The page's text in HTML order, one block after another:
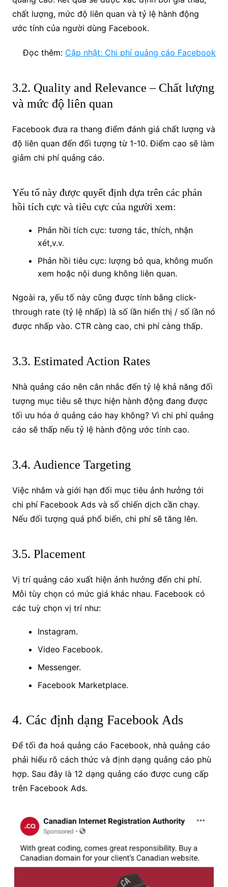
chất lượng, mức độ liên quan và tỷ lệ hành động
ước tính của người dùng Facebook.
Đọc thêm: Cập nhật: Chi phí quảng cáo Facebook
3.2. Quality and Relevance – Chất lượng
và mức độ liên quan
Facebook đưa ra thang điểm đánh giá chất lượng và
độ liên quan đến đối tượng từ 1-10. Điểm cao sẽ làm
giảm chi phí quảng cáo.
Yếu tố này được quyết định dựa trên các phản
hồi tích cực và tiêu cực của người xem:
Phản hồi tích cực: tương tác, thích, nhận
xét,v.v.
Phản hồi tiêu cực: lượng bỏ qua, không muốn
xem hoặc nội dung không liên quan.
Ngoài ra, yếu tố này cũng được tính bằng click-
through rate (tỷ lệ nhấp) là số lần hiển thị / số lần nó
được nhấp vào. CTR càng cao, chi phí càng thấp.
3.3. Estimated Action Rates
Nhà quảng cáo nên cân nhắc đến tỷ lệ khả năng đối
tượng mục tiêu sẽ thực hiện hành động đang được
tối ưu hóa ở quảng cáo hay không? Vì chi phí quảng
cáo sẽ thấp nếu tỷ lệ hành động ước tính cao.
3.4. Audience Targeting
Việc nhắm và giới hạn đối mục tiêu ảnh hưởng tới
chi phí Facebook Ads và số chiến dịch cần chạy.
Nếu đối tượng quá phổ biến, chi phí sẽ tăng lên.
3.5. Placement
Vị trí quảng cáo xuất hiện ảnh hưởng đến chi phí.
Mỗi tùy chọn có mức giá khác nhau. Facebook có
các tuỳ chọn vị trí như:
Instagram.
Video Facebook.
Messenger.
Facebook Marketplace.
4. Các định dạng Facebook Ads
Để tối đa hoá quảng cáo Facebook, nhà quảng cáo
phải hiểu rõ cách thức và định dạng quảng cáo phù
hợp. Sau đây là 12 dạng quảng cáo được cung cấp
trên Facebook Ads.